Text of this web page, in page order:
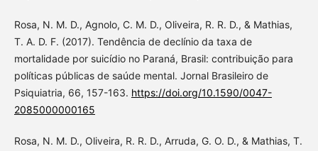
Rosa, N. M. D., Agnolo, C. M. D., Oliveira, R. R. D., & Mathias,
T. A. D. F. (2017). Tendência de declínio da taxa de
mortalidade por suicídio no Paraná, Brasil: contribuição para
políticas públicas de saúde mental. Jornal Brasileiro de
Psiquiatria, 66, 157-163. https://doi.org/10.1590/0047-
2085000000165
Rosa, N. M. D., Oliveira, R. R. D., Arruda, G. O. D., & Mathias, T.